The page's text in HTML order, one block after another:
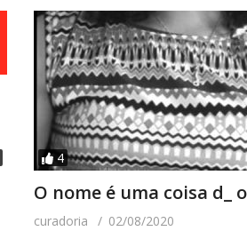
4
O nome é uma coisa d_
curadoria 02/08/2020